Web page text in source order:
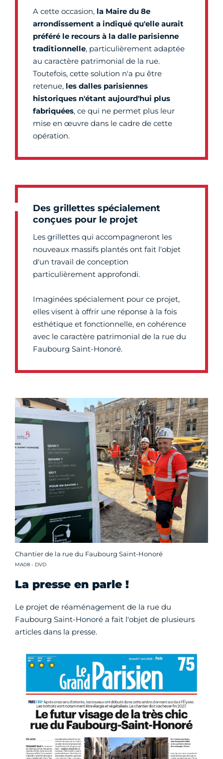
A cette occasion, la Maire du 8e
arrondissement a indiqué qu'elle aurait
préféré le recours à la dalle parisienne
traditionnelle, particulièrement adaptée
au caractère patrimonial de la rue.
Toutefois, cette solution n'a pu être
retenue, les dalles parisiennes
historiques n'étant aujourd'hui plus
fabriquées, ce qui ne permet plus leur
mise en œuvre dans le cadre de cette
opération.
Des grillettes spécialement
conçues pour le projet
Les grillettes qui accompagneront les
nouveaux massifs plantés ont fait l'objet
d'un travail de conception
particulièrement approfondi.
Imaginées spécialement pour ce projet,
elles visent à offrir une réponse à la fois
esthétique et fonctionnelle, en cohérence
avec le caractère patrimonial de la rue du
Faubourg Saint-Honoré.
Chantier de la rue du Faubourg Saint-Honoré
Crédit photo :
MA08 - DVD
La presse en parle !
Le projet de réaménagement de la rue du
Faubourg Saint-Honoré a fait l'objet de plusieurs
articles dans la presse.